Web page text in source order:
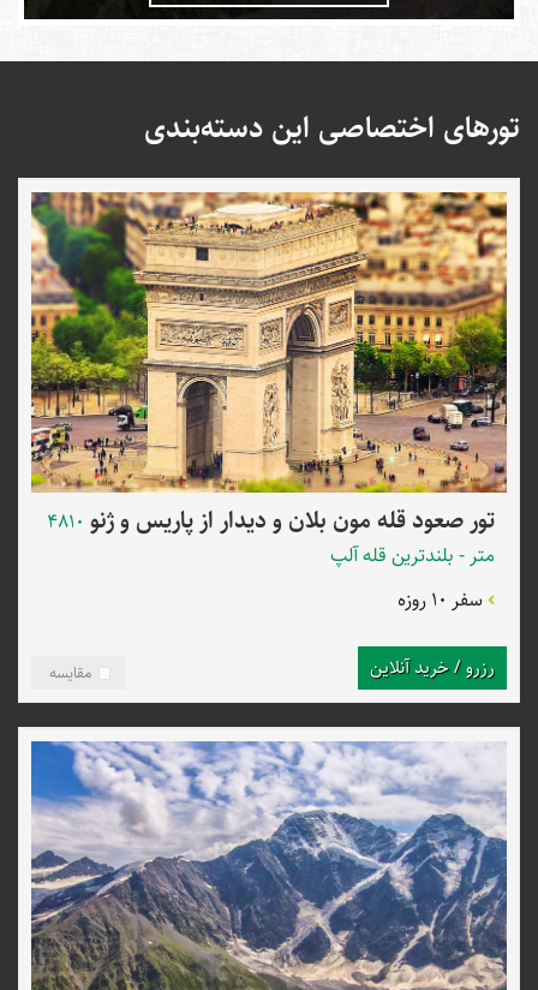
تورهای اختصاصی این دسته‌بندی
تور صعود قله مون بلان و دیدار از پاریس و ژنو 4810
متر - بلندترین قله آلپ
سفر 10 روزه
مقایسه رزرو / خرید آنلاین